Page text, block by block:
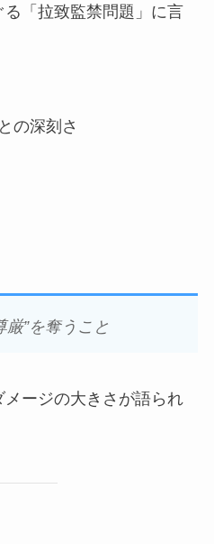
「拉致監禁問題」に言
の深刻さ
厳”を奪うこと
ージの大きさが語られ